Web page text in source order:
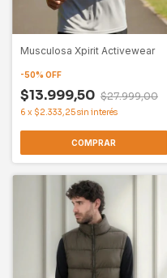
Musculosa Xpirit Activewear
-50% OFF
$13.999,50 $27.999,00
6 x $2.333,25sin interés
COMPRAR